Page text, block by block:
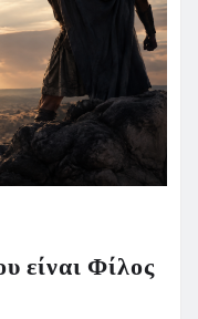
είναι Φίλος